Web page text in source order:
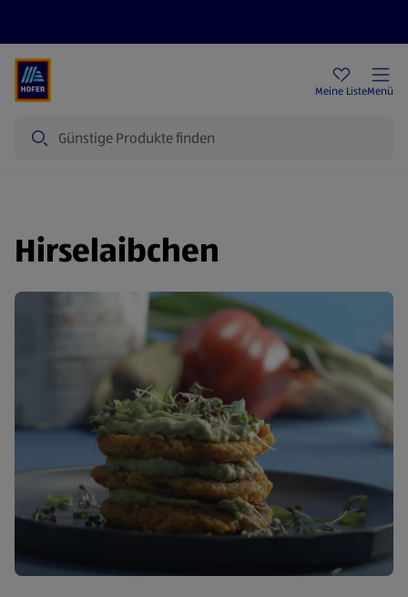
Meine ListeMenü
Hirselaibchen